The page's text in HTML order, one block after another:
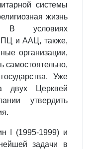
системы
жизнь
В условиях
и ААЦ, также,
организации,
самостоятельно,
Уже
двух Церквей
утвердить
I (1995-1999) и
задачи в